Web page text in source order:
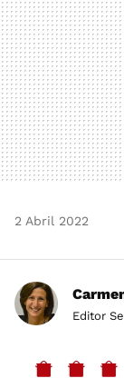
2 Abril 2022
Editor